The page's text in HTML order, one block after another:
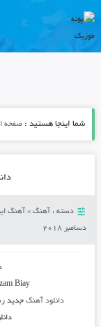
شما اینجا هستید : صفحه
دسته : آهنگ» آهنگ
دسامبر 2018
Biay
دانلود آهنگجدید